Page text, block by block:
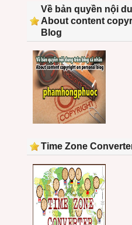
Về bản quyền nội
About content
Blog
Time Zone